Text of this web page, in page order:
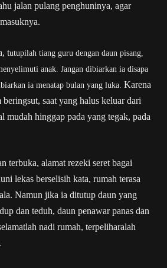
jalan pulang penghuninya, agar
tutupilah tiang guru dengan daun pisang,
anak. Jangan dibiarkan ia disapa
ia menatap bulan yang luka. Karena
saat yang halus keluar dari
mudah hinggap pada yang tegak, pada
terbuka, alamat rezeki seret bagai
lekas berselisih kata, rumah terasa
Namun jika ia ditutup daun yang
dan teduh, daun penawar panas dan
nadi rumah, terpeliharalah